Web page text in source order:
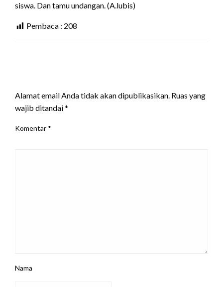
siswa. Dan tamu undangan. (A.lubis)
Pembaca : 208
Alamat email Anda tidak akan dipublikasikan. Ruas yang
wajib ditandai*
Komentar *
Nama